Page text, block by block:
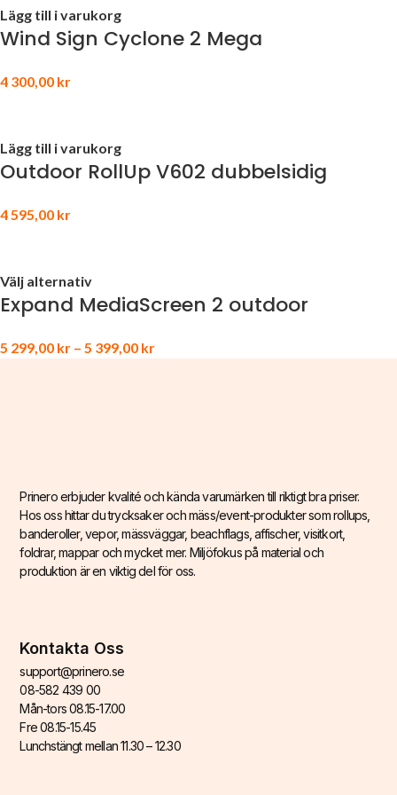
Lägg till i varukorg
Wind Sign Cyclone 2 Mega
4 300,00 kr
Lägg till i varukorg
Outdoor RollUp V602 dubbelsidig
4 595,00 kr
Välj alternativ
Expand MediaScreen 2 outdoor
5 299,00 kr – 5 399,00 kr
Prinero erbjuder kvalité och kända varumärken till riktigt bra priser.
Hos oss hittar du trycksaker och mäss/event-produkter som rollups,
banderoller, vepor, mässväggar, beachflags, affischer, visitkort,
foldrar, mappar och mycket mer. Miljöfokus på material och
produktion är en viktig del för oss.
Kontakta Oss
support@prinero.se
08-582 439 00
Mån-tors 08.15-17.00
Fre 08.15-15.45
Lunchstängt mellan 11.30 – 12.30